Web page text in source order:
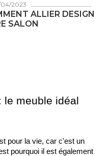
04/2023
ALLIER DESIGN
SALON
le meuble idéal
pour la vie, car c'est un
pourquoi il est également